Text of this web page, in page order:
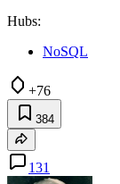
Hubs:
NoSQL
+76
384
131